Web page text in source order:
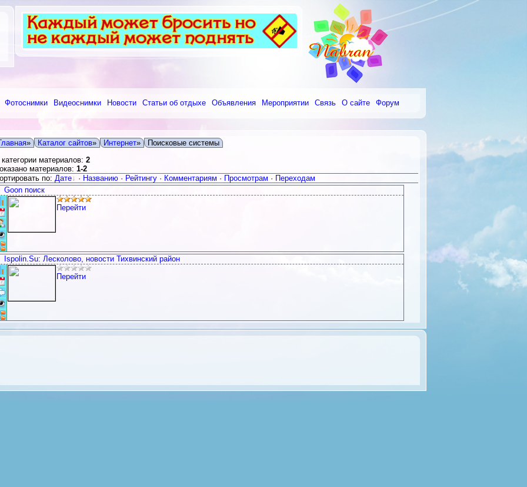
Фотоснимки Видеоснимки Новости Статьи об отдыхе Объявления Мероприятии Связь О сайте Форум
» Каталог сайтов» Интернет»
Поисковые системы
категории материалов: 2
материалов: 1-2
по: Дате · Названию· Рейтингу· Комментариям · Просмотрам · Переходам
Goon поиск
Статистика: (Голосов 1, Рейтинг 5)
Дата добавления:2012-03-30 10:56
Просмотров:1621| Кол-во переходов:514
Перейти
Ispolin.Su: Лесколово, новости Тихвинский район
Статистика: (Голосов 0, Рейтинг 0)
Дата добавления:2011-06-25 11:25
Просмотров:1151| Кол-во переходов:87
Перейти